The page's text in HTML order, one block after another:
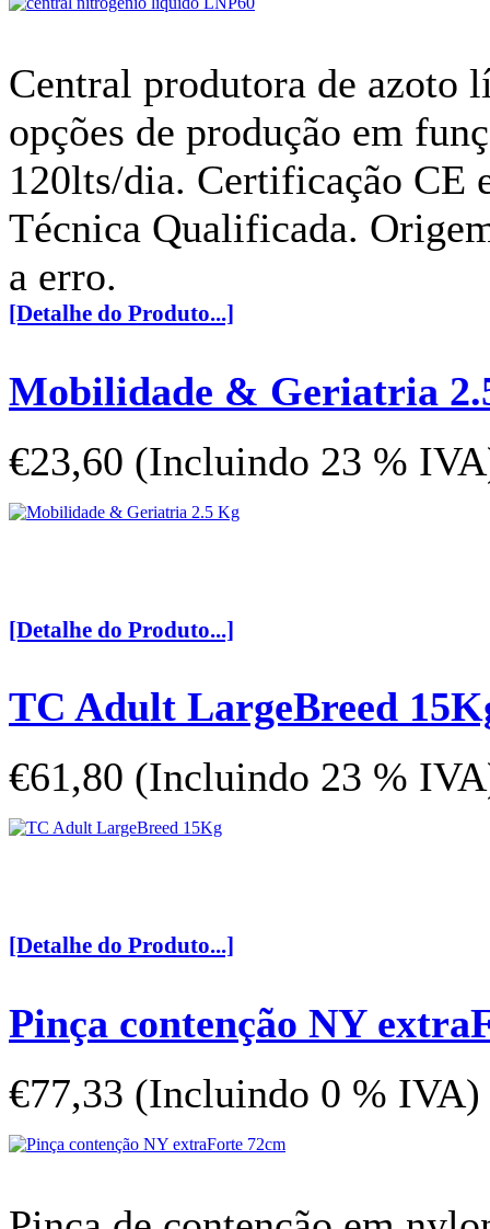
Central produtora de azoto
opções de produção em
120lts/dia. Certificação CE
Técnica Qualificada.
a erro.
[Detalhe do Produto...]
Mobilidade & Geriatria
€23,60 (Incluindo 23 %
[Detalhe do Produto...]
TC Adult LargeBreed
€61,80 (Incluindo 23 %
[Detalhe do Produto...]
Pinça contenção NY
€77,33 (Incluindo 0 % IVA)